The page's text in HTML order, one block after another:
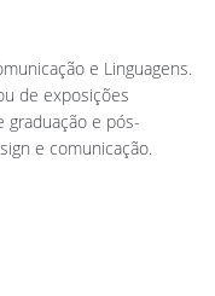
e Linguagens.
de exposições
graduação e pós-
e comunicação.